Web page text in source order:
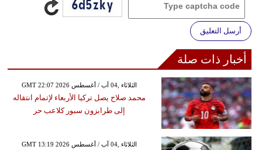
أرسل التعليق
أخبار ذات صلة
GMT 22:07 2026 الثلاثاء ,04 آب / أغسطس
محمد صلاح يصل تركيا الأربعاء لإتمام انتقاله
إلى طرابزون سبور كلاعب حر
GMT 13:19 2026 الثلاثاء ,04 آب / أغسطس